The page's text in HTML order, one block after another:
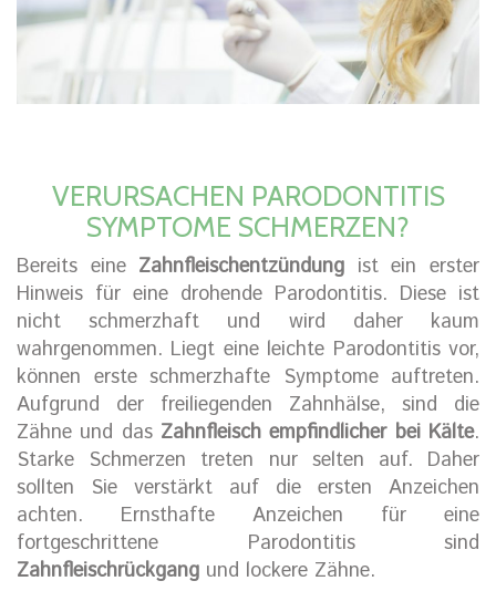
VERURSACHEN PARODONTITIS
SYMPTOME SCHMERZEN?
Bereits eine Zahnfleischentzündung ist ein erster
Hinweis für eine drohende Parodontitis. Diese ist
nicht schmerzhaft und wird daher kaum
wahrgenommen. Liegt eine leichte Parodontitis vor,
können erste schmerzhafte Symptome auftreten.
Aufgrund der freiliegenden Zahnhälse, sind die
Zähne und das Zahnfleisch empfindlicher bei Kälte.
Starke Schmerzen treten nur selten auf. Daher
sollten Sie verstärkt auf die ersten Anzeichen
achten. Ernsthafte Anzeichen für eine
fortgeschrittene Parodontitis sind
Zahnfleischrückgang und lockere Zähne.